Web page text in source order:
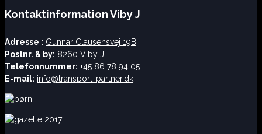
Kontaktinformation Viby J
Adresse : Gunnar Clausensvej 19B
Postnr. & by: 8260 Viby J
Telefonnummer: +45 86 78 94 05
E-mail: info@transport-partner.dk